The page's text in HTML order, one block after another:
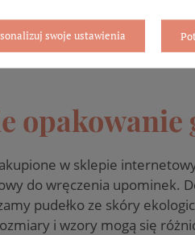
opakowanie
w sklepie
do wręczenia upominek.
pudełko ze skóry
i wzory mogą się
swoje ustawienia